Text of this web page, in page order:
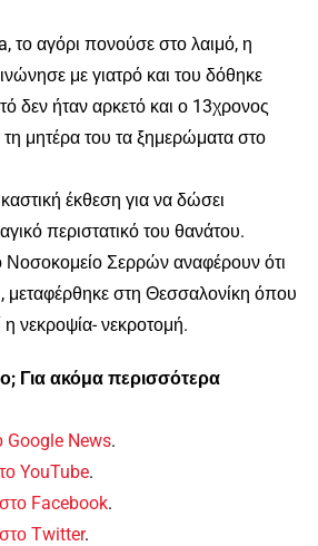
το αγόρι πονούσε στο λαιμό, η
με γιατρό και του δόθηκε
δεν ήταν αρκετό και ο 13χρονος
μητέρα του τα ξημερώματα στο
έκθεση για να δώσει
περιστατικό του θανάτου.
Σερρών αναφέρουν ότι
μεταφέρθηκε στη Θεσσαλονίκη όπου
νεκροψία- νεκροτομή.
Για ακόμα περισσότερα
Google News.
YouTube.
Facebook.
Twitter.